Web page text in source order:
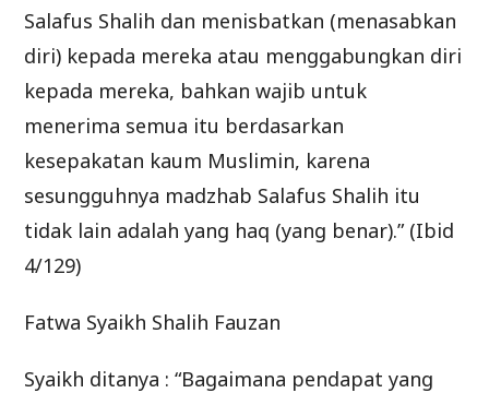
Salafus Shalih dan menisbatkan (menasabkan
diri) kepada mereka atau menggabungkan diri
kepada mereka, bahkan wajib untuk
menerima semua itu berdasarkan
kesepakatan kaum Muslimin, karena
sesungguhnya madzhab Salafus Shalih itu
tidak lain adalah yang haq (yang benar).” (Ibid
4/129)
Fatwa Syaikh Shalih Fauzan
Syaikh ditanya : “Bagaimana pendapat yang